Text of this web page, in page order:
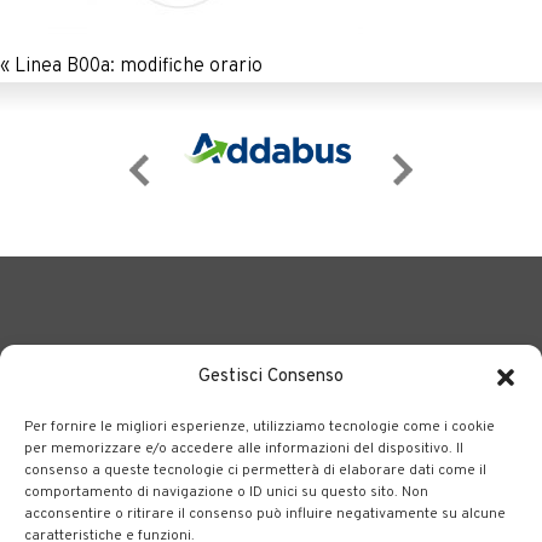
Gestisci Consenso
Per fornire le migliori esperienze, utilizziamo tecnologie come i cookie
per memorizzare e/o accedere alle informazioni del dispositivo. Il
consenso a queste tecnologie ci permetterà di elaborare dati come il
comportamento di navigazione o ID unici su questo sito. Non
acconsentire o ritirare il consenso può influire negativamente su alcune
caratteristiche e funzioni.
« Linea B00a: modifiche orario
BERGAMO TRASPORTI portale delle tre società Consortili
dedite al trasporto pubblico locale su tutto il territorio
bergamasco.